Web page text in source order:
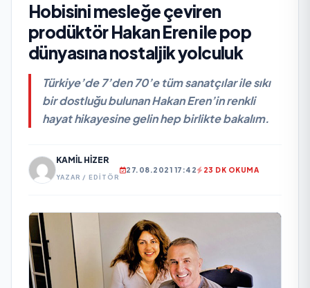
Hobisini mesleğe çeviren
prodüktör Hakan Eren ile pop
dünyasına nostaljik yolculuk
Türkiye’de 7’den 70’e tüm sanatçılar ile sıkı
bir dostluğu bulunan Hakan Eren’in renkli
hayat hikayesine gelin hep birlikte bakalım.
KAMIL HIZER
YAZAR / EDITÖR
27.08.2021 17:42 23 DK OKUMA